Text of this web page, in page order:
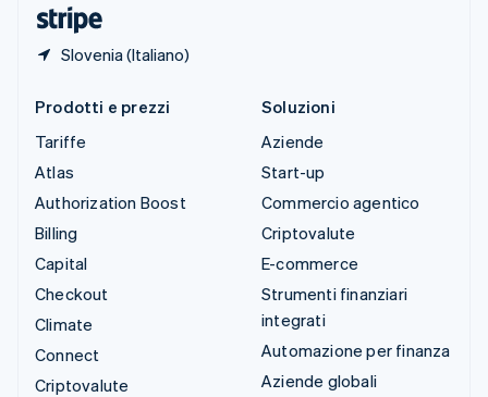
Slovenia (Italiano)
Prodotti e prezzi
Tariffe
Atlas
Authorization Boost
Billing
Capital
Checkout
Climate
Connect
Criptovalute
Soluzioni
Aziende
Start-up
Commercio agentico
Criptovalute
E-commerce
Strumenti finanziari
integrati
Automazione per finanza
Aziende globali